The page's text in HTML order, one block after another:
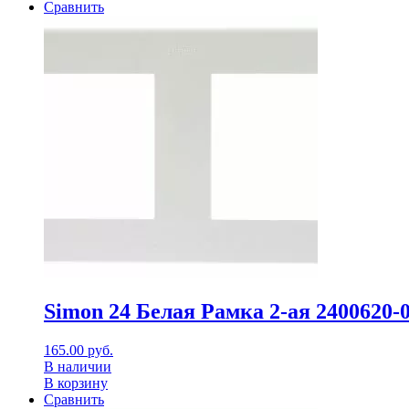
Сравнить
Simon 24 Белая Рамка 2-ая 2400620-
165.00 руб.
В наличии
В корзину
Сравнить